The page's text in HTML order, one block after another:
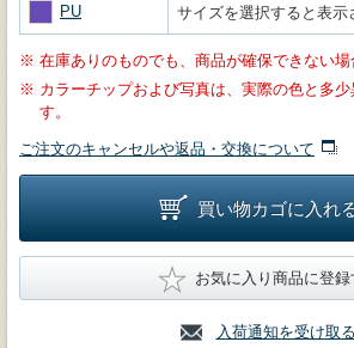
PU サイズを選択すると表示
※ 在庫ありのものでも、商品が確保できない場
※ カラーチップおよび写真は、実際の色と多
す。
ご注文のキャンセルや返品・交換について
買い物カゴに入れ
★ お気に入り商品に登録
入荷通知を受け取る